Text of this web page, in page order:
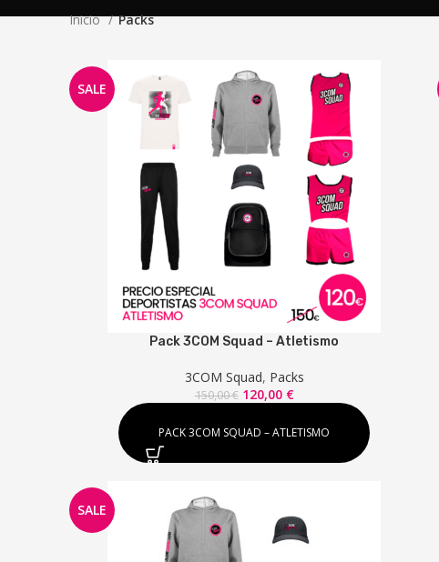
Inicio
Packs
SALE
Pack 3COM Squad – Atletismo
3COM Squad, Packs
150,00€ El
original
150,00 €.
120,00 €El
actual
120,00 €.
PACK 3COM SQUAD – ATLETISMO
SALE